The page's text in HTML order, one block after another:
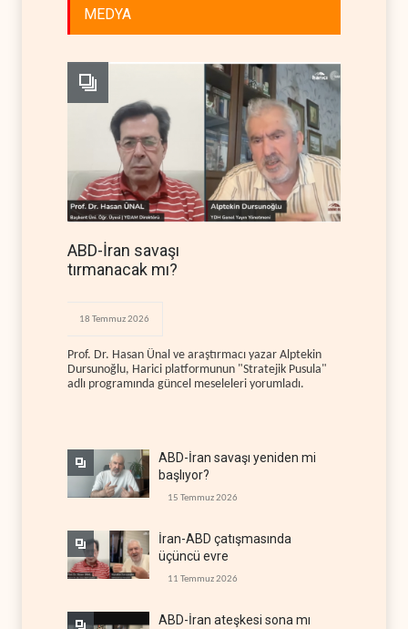
MEDYA
ABD-İran savaşı
tırmanacak mı?
18 Temmuz 2026
Prof. Dr. Hasan Ünal ve araştırmacı yazar Alptekin
Dursunoğlu, Harici platformunun "Stratejik Pusula"
adlı programında güncel meseleleri yorumladı.
ABD-İran savaşı yeniden mi
başlıyor?
15 Temmuz 2026
İran-ABD çatışmasında
üçüncü evre
11 Temmuz 2026
ABD-İran ateşkesi sona mı